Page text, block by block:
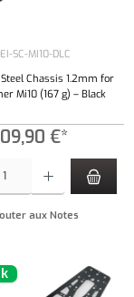
SC-MI10-DLC
Steel Chassis 1.2mm for
Mi10 (167 g) – Black
€*
aux Notes